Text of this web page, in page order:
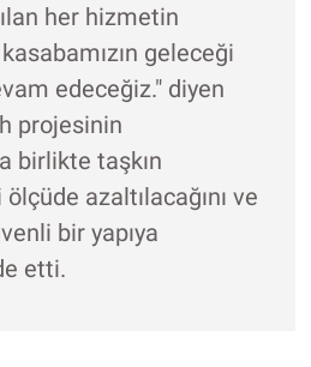
her hizmetin
geleceği
edeceğiz." diyen
projesinin
birlikte taşkın
azaltılacağını ve
bir yapıya
etti.